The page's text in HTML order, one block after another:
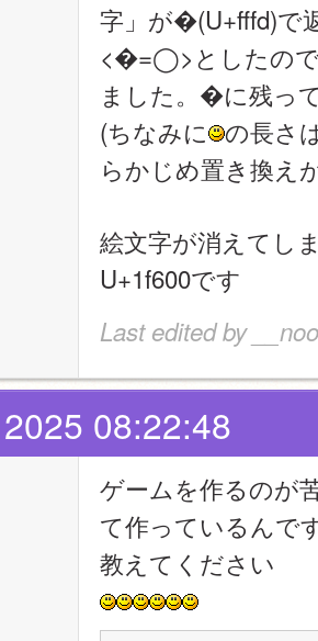
字」が�(U+fffd)で
<�=◯>としたので
ました。�に残っ
(ちなみに の長さ
らかじめ置き換え
絵文字が消えてし
U+1f600です
Last edited by
08:22:48
ゲームを作るのが
て作っているんで
教えてください